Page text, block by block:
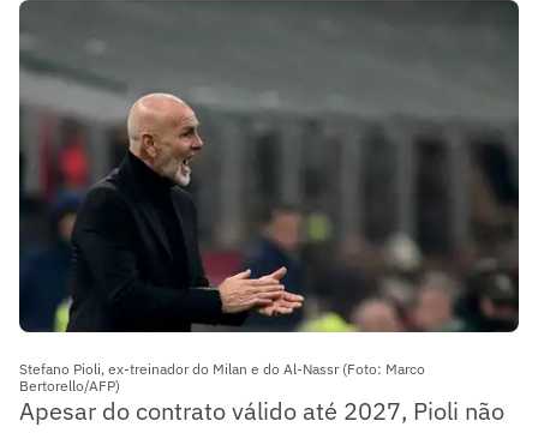
Stefano Pioli, ex-treinador do Milan e do Al-Nassr (Foto: Marco
Bertorello/AFP)
Apesar do contrato válido até 2027, Pioli não